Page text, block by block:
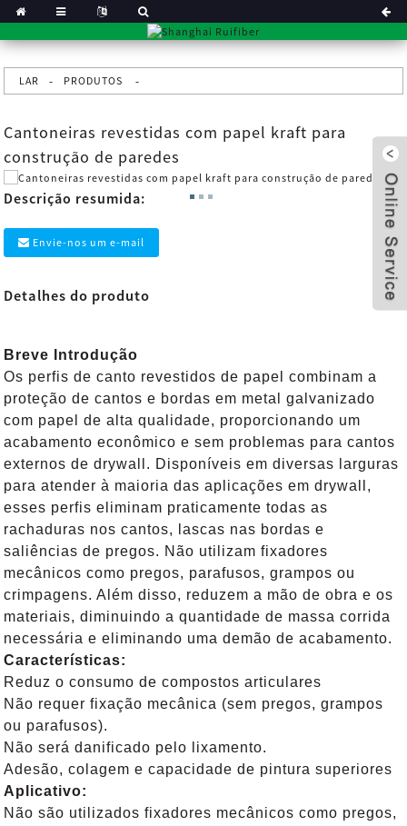
LAR PRODUTOS
Cantoneiras revestidas com papel kraft para
construção de paredes
Descrição resumida:
Envie-nos um e-mail
Detalhes do produto
Breve Introdução
Os perfis de canto revestidos de papel combinam a
proteção de cantos e bordas em metal galvanizado
com papel de alta qualidade, proporcionando um
acabamento econômico e sem problemas para cantos
externos de drywall. Disponíveis em diversas larguras
para atender à maioria das aplicações em drywall,
esses perfis eliminam praticamente todas as
rachaduras nos cantos, lascas nas bordas e
saliências de pregos. Não utilizam fixadores
mecânicos como pregos, parafusos, grampos ou
crimpagens. Além disso, reduzem a mão de obra e os
materiais, diminuindo a quantidade de massa corrida
necessária e eliminando uma demão de acabamento.
Características:
Reduz o consumo de compostos articulares
Não requer fixação mecânica (sem pregos, grampos
ou parafusos).
Não será danificado pelo lixamento.
Adesão, colagem e capacidade de pintura superiores
Aplicativo:
Não são utilizados fixadores mecânicos como pregos,